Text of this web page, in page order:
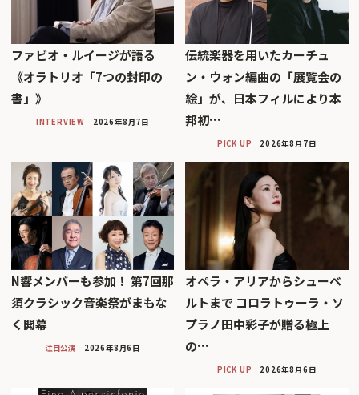
ファビオ・ルイージが語る
《オラトリオ「7つの封印の
書」》
INTERVIEW 2026年8月7日
伝統楽器を用いたカーチュ
ン・ウォン編曲の「展覧会の
絵」が、日本フィルにより本
邦初…
PICK UP 2026年8月7日
N響メンバーも参加！ 第7回那
須クラシック音楽祭がまもな
く開幕
注目公演 2026年8月6日
オペラ・アリアからシューベ
ルトまで コロラトゥーラ・ソ
プラノ田中彩子が贈る極上
の…
PICK UP 2026年8月6日